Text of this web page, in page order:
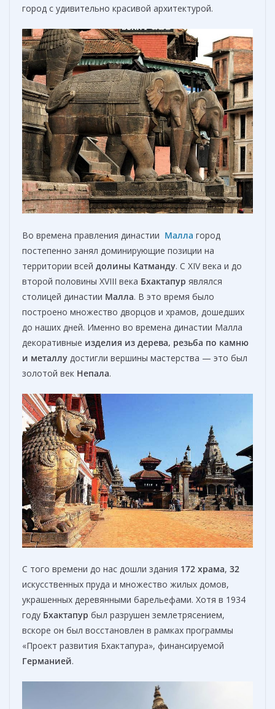
город с удивительно красивой архитектурой.
Во времена правления династии Малла город
постепенно занял доминирующие позиции на
территории всей долины Катманду. С XIV века и до
второй половины XVIII века Бхактапур являлся
столицей династии Малла. В это время было
построено множество дворцов и храмов, дошедших
до наших дней. Именно во времена династии Малла
декоративные изделия из дерева, резьба по камню
и металлу достигли вершины мастерства — это был
золотой век Непала.
С того времени до нас дошли здания 172 храма, 32
искусственных пруда и множество жилых домов,
украшенных деревянными барельефами. Хотя в 1934
году Бхактапур был разрушен землетрясением,
вскоре он был восстановлен в рамках программы
«Проект развития Бхактапура», финансируемой
Германией.